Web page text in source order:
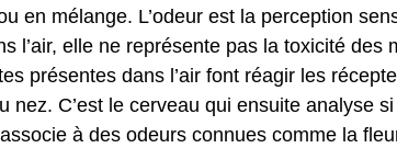
en mélange. L’odeur est la perception
l’air, elle ne représente pas la toxicité des
présentes dans l’air font réagir les
nez. C’est le cerveau qui ensuite analyse
à des odeurs connues comme la